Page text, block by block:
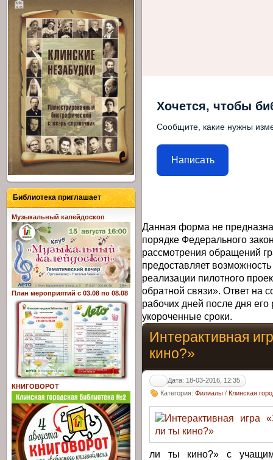
Хочется, чтобы
Сообщите, какие нужны
Написать
Данная форма не
порядке Федерального
рассмотрения обращений
предоставляет
реализации пилотного
обратной связи». Ответ на
рабочих дней после дня
укороченные сроки.
Интерактивная
кино?»
Дата: 18-03-2016, 12:35
Категория: Филиалы / Клинская
ли ты кино?» с
Библиотека приглашает
Музыкальный калейдоскоп
План мероприятий с 03.08 по 08.08
КНИГОВОРОТ